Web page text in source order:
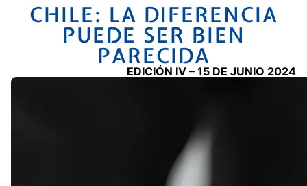
CHILE: LA DIFERENCIA
PUEDE SER BIEN
PARECIDA
EDICIÓN IV – 15 DE JUNIO 2024